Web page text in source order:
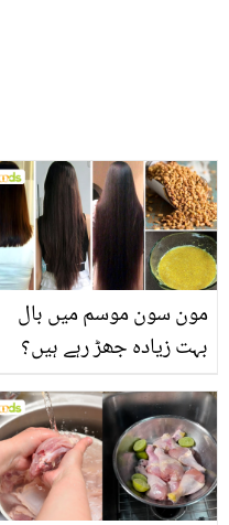
مون سون موسم میں بال
بہت زیادہ جھڑ رہے ہیں؟
جانیں بالوں کو مضبوط
بنانے کے چند قدرتی طریقے